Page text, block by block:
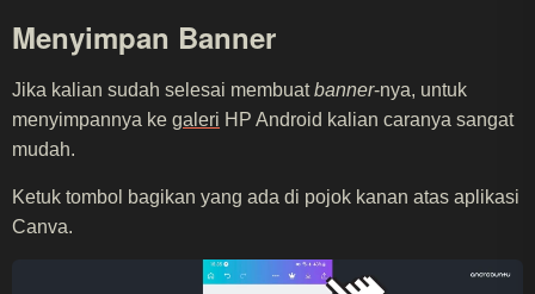
Menyimpan Banner
Jika kalian sudah selesai membuatbanner-nya, untuk
menyimpannya ke galeri HP Android kalian caranya sangat
mudah.
Ketuk tombol bagikan yang ada di pojok kanan atas aplikasi
Canva.